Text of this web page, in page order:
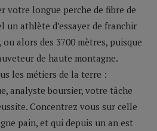
votre longue perche de fibre de
un athlète d’essayer de franchir
alors des 3700 mètres, puisque
de haute montagne.
les métiers de la terre :
analyste boursier, votre tâche
Concentrez vous sur celle
pain, et qui depuis un an est